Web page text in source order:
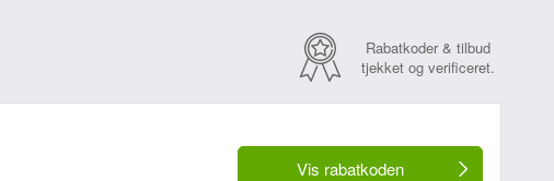
Rabatkoder & tilbud
tjekket og verificeret.
Vis rabatkoden